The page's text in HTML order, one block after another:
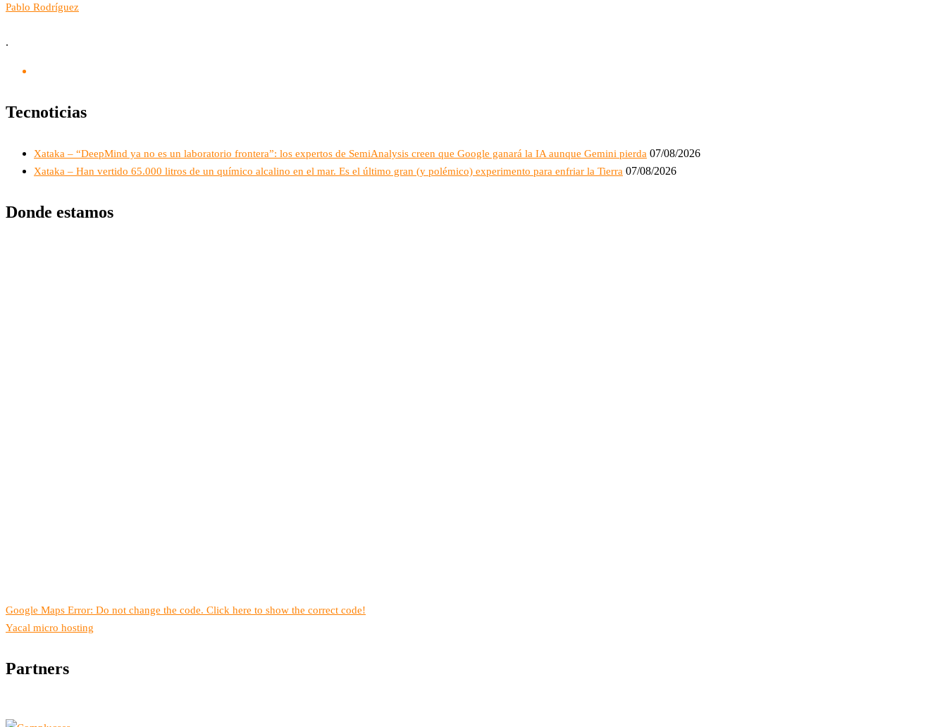
Pablo Rodríguez
.
Tecnoticias
Xataka – “DeepMind ya no es un laboratorio frontera”: los expertos de SemiAnalysis creen que Google ganará la IA aunque Gemini pierda 07/08/2026
Xataka – Han vertido 65.000 litros de un químico alcalino en el mar. Es el último gran (y polémico) experimento para enfriar la Tierra 07/08/2026
Donde estamos
Google Maps Error: Do not change the code. Click here to show the correct code!
Yacal micro hosting
Partners